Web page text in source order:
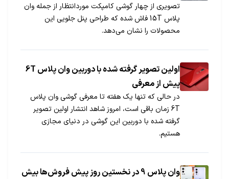
تصویری از چهار گوشی کامپکت موردانتظار از جمله وان
پلاس 15T فاش شده که طراحی پنل جلویی این
محصولات را نشان می‌دهد.
اولین تصویر گرفته شده با دوربین وان پلاس 6T
پیش از معرفی
در حالی که تنها یک هفته تا معرفی گوشی وان پلاس
6T زمان باقی است، امروز شاهد انتشار اولین تصویر
گرفته شده با دوربین این گوشی در دنیای مجازی
هستیم.
وان پلاس 9 در نخستین روز پیش فروش‌ها بیش